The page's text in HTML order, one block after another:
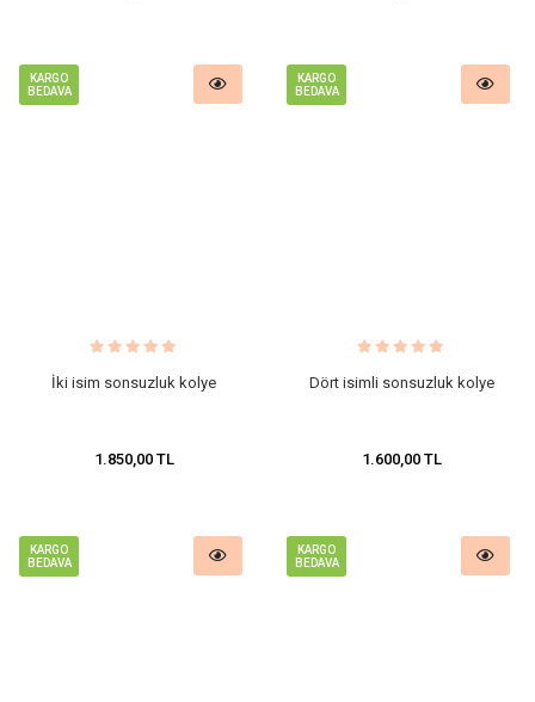
KARGO
BEDAVA
İki isim sonsuzluk kolye
1.850,00 TL
KARGO
BEDAVA
Dört isimli sonsuzluk kolye
1.600,00 TL
KARGO
BEDAVA
KARGO
BEDAVA